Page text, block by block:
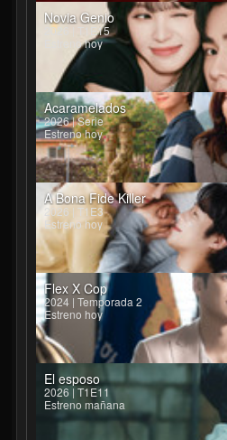
Novia Genio
2026 | T1E15
Estreno hoy
Acaramelados
2026 | Serie
Estreno hoy
A Bona Fide Killer
2026 | T1E3
Estreno hoy
Flex X Cop
2024 | Temporada 2
Estreno hoy
El esposo
2026 | T1E11
Estreno mañana